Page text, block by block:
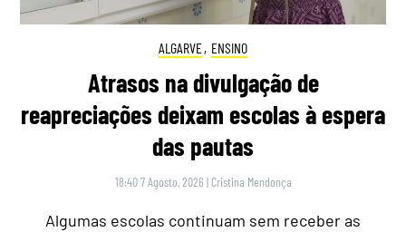
ALGARVE, ENSINO
Atrasos na divulgação de
reapreciações deixam escolas à espera
das pautas
18:40 7 Agosto, 2026 | Cristina Mendonça
Algumas escolas continuam sem receber as